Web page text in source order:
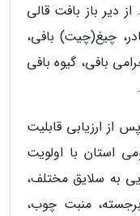
دیر باز بافت قالی
چیغ(چیت) بافی،
بافی، گیوه بافی
از ارزیابی قابلیت
استان با اولویت
به سلایق مختلف،
منبت چوب،